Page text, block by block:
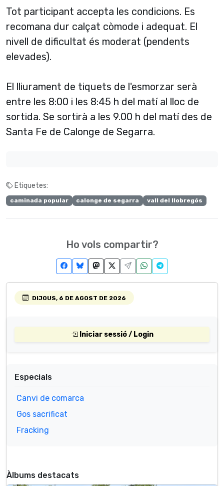
Tot participant accepta les condicions. Es
recomana dur calçat còmode i adequat. El
nivell de dificultat és moderat (pendents
elevades).
El lliurament de tiquets de l'esmorzar serà
entre les 8:00 i les 8:45 h del matí al lloc de
sortida. Se sortirà a les 9.00 h del matí des de
Santa Fe de Calonge de Segarra.
Etiquetes:
caminada popular calonge de segarra vall del llobregós
Ho vols compartir?
DIJOUS, 6 DE AGOST DE 2026
Iniciar sessió / Login
Especials
Canvi de comarca
Gos sacrificat
Fracking
Àlbums destacats